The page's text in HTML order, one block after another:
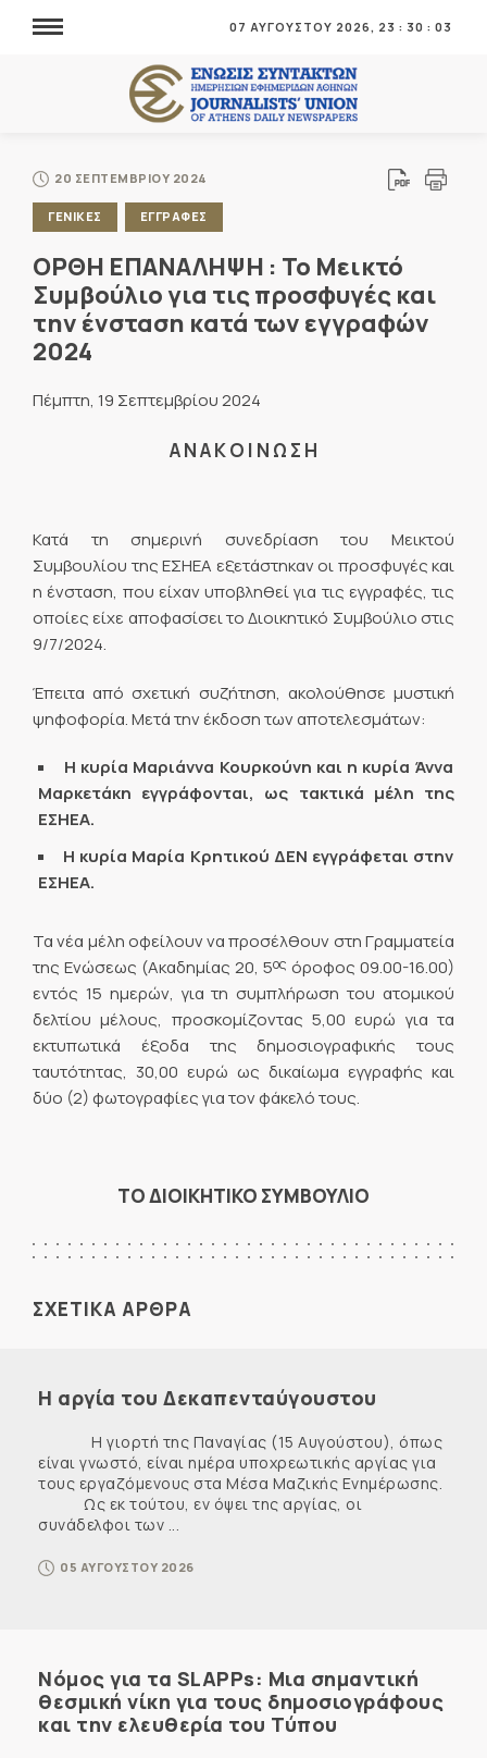
07 ΑΥΓΟΥΣΤΟΥ 2026, 23 : 30 : 04
20 ΣΕΠΤΕΜΒΡΙΟΥ 2024
ΓΕΝΙΚΕΣ ΕΓΓΡΑΦΕΣ
ΟΡΘΗ ΕΠΑΝΑΛΗΨΗ : Το Μεικτό
Συμβούλιο για τις προσφυγές και
την ένσταση κατά των εγγραφών
2024
Πέμπτη, 19 Σεπτεμβρίου 2024
Α Ν Α Κ Ο Ι Ν Ω Σ Η
Κατά τη σημερινή συνεδρίαση του Μεικτού
Συμβουλίου της ΕΣΗΕΑ εξετάστηκαν οι προσφυγές και
η ένσταση, που είχαν υποβληθεί για τις εγγραφές, τις
οποίες είχε αποφασίσει το Διοικητικό Συμβούλιο στις
9/7/2024.
Έπειτα από σχετική συζήτηση, ακολούθησε μυστική
ψηφοφορία. Μετά την έκδοση των αποτελεσμάτων:
Η κυρία Μαριάννα Κουρκούνη και η κυρία Άννα
Μαρκετάκη εγγράφονται, ως τακτικά μέλη της
ΕΣΗΕΑ.
Η κυρία Μαρία Κρητικού ΔΕΝ εγγράφεται στην
ΕΣΗΕΑ.
Τα νέα μέλη οφείλουν να προσέλθουν στη Γραμματεία
της Ενώσεως (Ακαδημίας 20, 5ος όροφος 09.00-16.00)
εντός 15 ημερών, για τη συμπλήρωση του ατομικού
δελτίου μέλους, προσκομίζοντας 5,00 ευρώ για τα
εκτυπωτικά έξοδα της δημοσιογραφικής τους
ταυτότητας, 30,00 ευρώ ως δικαίωμα εγγραφής και
δύο (2) φωτογραφίες για τον φάκελό τους.
ΤΟ ΔΙΟΙΚΗΤΙΚΟ ΣΥΜΒΟΥΛΙΟ
ΣΧΕΤΙΚΑ ΑΡΘΡΑ
Η αργία του Δεκαπενταύγουστου
Η γιορτή της Παναγίας (15 Αυγούστου), όπως
είναι γνωστό, είναι ημέρα υποχρεωτικής αργίας για
τους εργαζόμενους στα Μέσα Μαζικής Ενημέρωσης.
Ως εκ τούτου, εν όψει της αργίας, οι
συνάδελφοι των ...
05 ΑΥΓΟΥΣΤΟΥ 2026
Νόμος για τα SLAPPs: Μια σημαντική
θεσμική νίκη για τους δημοσιογράφους
και την ελευθερία του Τύπου